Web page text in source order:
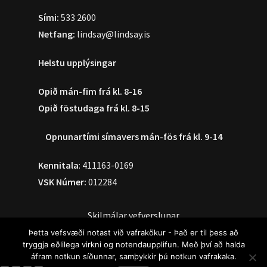
Sími: 533 2600
Netfang: lindsay@lindsay.is
Helstu upplýsingar
Opið mán-fim frá kl. 8-16
Opið föstudaga frá kl. 8-15
Opnunartími símavers mán-fös frá kl. 9-14
Kennitala: 411163-0169
VSK Númer: 012284
Skilmálar vefverslunar
Þetta vefsvæði notast við vafrakökur - Það er til þess að
tryggja eðlilega virkni og notendaupplifun. Með því að halda
áfram notkun síðunnar, samþykkir þú notkun vafrakaka.